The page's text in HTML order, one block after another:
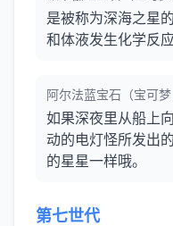
是被称为深海之星
和体液发生化学反
阿尔法蓝宝石（宝可
如果深夜里从船上
动的电灯怪所发出
的星星一样哦。
第七世代